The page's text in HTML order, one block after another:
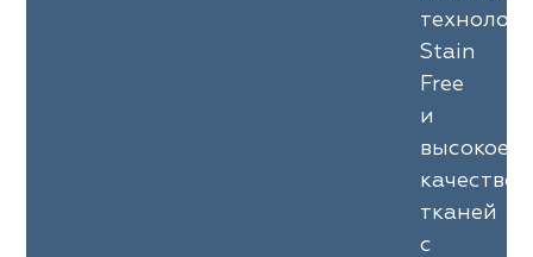
Stain
Free
и
высокое
качество
тканей
с